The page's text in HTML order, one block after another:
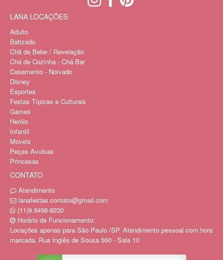
LANA LOCAÇÕES
Adulto
Batizado
Chã de Bebe / Revelação
Chá de Cozinha - Chá Bar
Casamento - Noivado
Disney
Esportes
Festas Típicas e Culturais
Games
Heróis
Infantil
Moveis
Peças Avulsas
Princesas
CONTATO
Atendimento
lanafestas.contato@gmail.com
(11)9.9498-8230
Horário de Funcionamento:
Locações apenas para São Paulo /SP. Atendimento pessoal com hora
marcada. Rua Inglês de Sousa 560 - Sala 10